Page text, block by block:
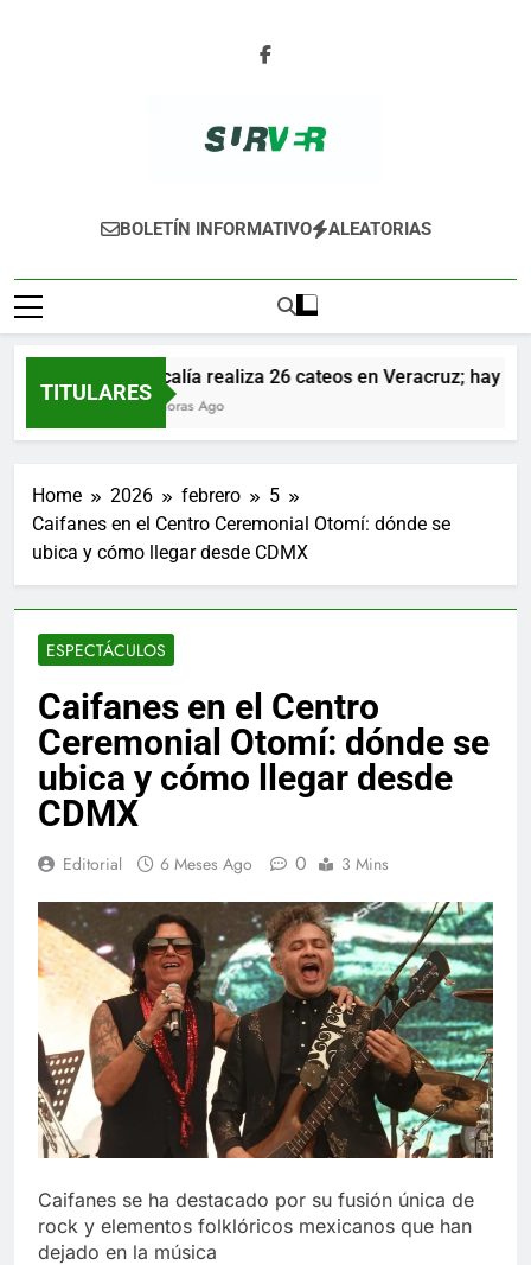
SURVER
BOLETÍN INFORMATIVO ALEATORIAS
TITULARES
Fiscalía realiza 26 cateos en Veracruz; hay
15 Horas Ago
Home 2026 febrero
5
Caifanes en el Centro Ceremonial Otomí: dónde se
ubica y cómo llegar desde CDMX
ESPECTÁCULOS
Caifanes en el Centro
Ceremonial Otomí: dónde se
ubica y cómo llegar desde
CDMX
Editorial 6 Meses Ago 0 3 Mins
Caifanes se ha destacado por su fusión única de
rock y elementos folklóricos mexicanos que han
dejado en la música